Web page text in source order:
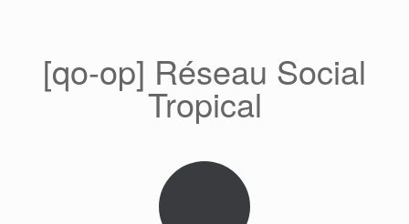
[qo-op] Réseau Social
Tropical